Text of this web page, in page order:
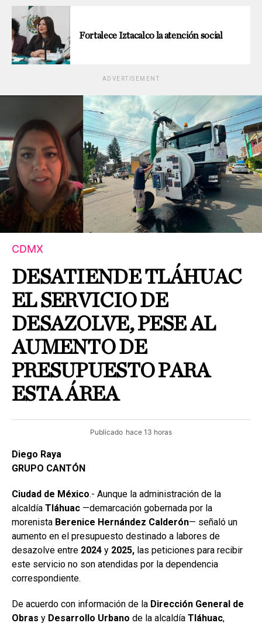
Fortalece Iztacalco la atención social
ADVERTISEMENT
CDMX
DESATIENDE TLÁHUAC
EL SERVICIO DE
DESAZOLVE, PESE AL
AUMENTO DE
PRESUPUESTO PARA
ESTA ÁREA
Publicado hace 13 horas
Diego Raya
GRUPO CANTÓN
Ciudad de México.- Aunque la administración de la
alcaldía Tláhuac —demarcación gobernada por la
morenista Berenice Hernández Calderón— señaló un
aumento en el presupuesto destinado a labores de
desazolve entre 2024 y 2025, las peticiones para recibir
este servicio no son atendidas por la dependencia
correspondiente.
De acuerdo con información de la Dirección General de
Obras y Desarrollo Urbano de la alcaldía Tláhuac,